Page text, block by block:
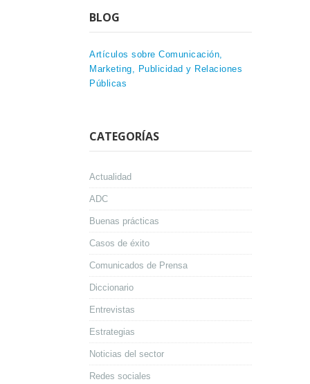
BLOG
Artículos sobre Comunicación,
Marketing, Publicidad y Relaciones
Públicas
CATEGORÍAS
Actualidad
ADC
Buenas prácticas
Casos de éxito
Comunicados de Prensa
Diccionario
Entrevistas
Estrategias
Noticias del sector
Redes sociales